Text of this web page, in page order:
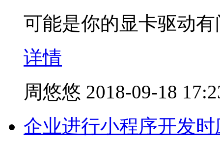
可能是你的显卡驱动
详情
周悠悠 2018-09-18
企业进行小程序开发